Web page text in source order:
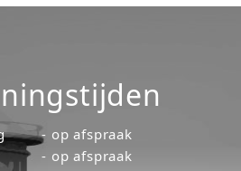
- op afspraak
- op afspraak